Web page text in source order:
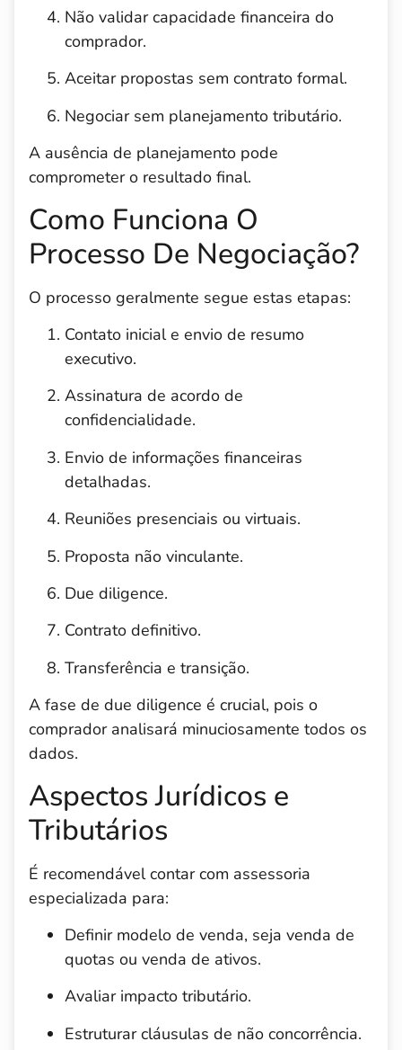
Não validar capacidade financeira do
comprador.
Aceitar propostas sem contrato formal.
Negociar sem planejamento tributário.
A ausência de planejamento pode
comprometer o resultado final.
Como Funciona O
Processo De Negociação?
O processo geralmente segue estas etapas:
Contato inicial e envio de resumo
executivo.
Assinatura de acordo de
confidencialidade.
Envio de informações financeiras
detalhadas.
Reuniões presenciais ou virtuais.
Proposta não vinculante.
Due diligence.
Contrato definitivo.
Transferência e transição.
A fase de due diligence é crucial, pois o
comprador analisará minuciosamente todos os
dados.
Aspectos Jurídicos e
Tributários
É recomendável contar com assessoria
especializada para:
Definir modelo de venda, seja venda de
quotas ou venda de ativos.
Avaliar impacto tributário.
Estruturar cláusulas de não concorrência.